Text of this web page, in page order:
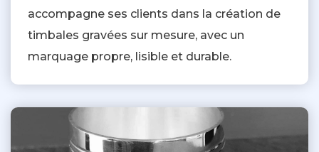
accompagne ses clients dans la création de
timbales gravées sur mesure, avec un
marquage propre, lisible et durable.